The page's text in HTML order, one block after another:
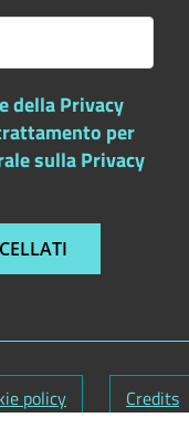
della Privacy
per
sulla Privacy
policy Credits